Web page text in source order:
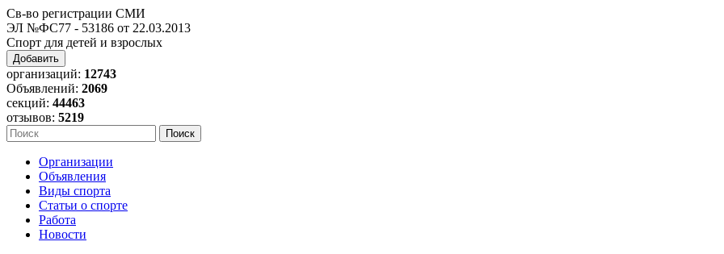
Св-во регистрации СМИ
ЭЛ №ФС77 - 53186 от 22.03.2013
Спорт для детей и взрослых
Добавить
организаций: 12743
Объявлений: 2069
секций: 44463
отзывов: 5219
Организации
Объявления
Виды спорта
Статьи о спорте
Работа
Новости